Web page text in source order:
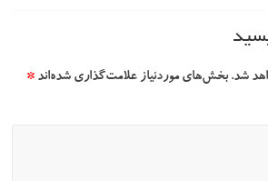
شد. بخش‌های موردنیاز علامت‌گذاری شده‌اند*